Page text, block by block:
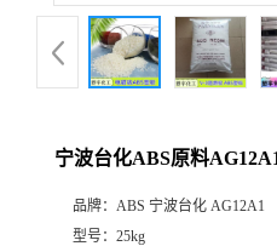
宁波台化ABS原料
品牌： ABS 宁波台化 AG12A1
型号： 25kg